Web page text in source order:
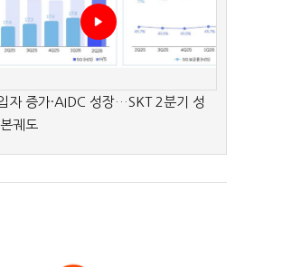
자 증가·AIDC 성장…SKT 2분기 성
궤도